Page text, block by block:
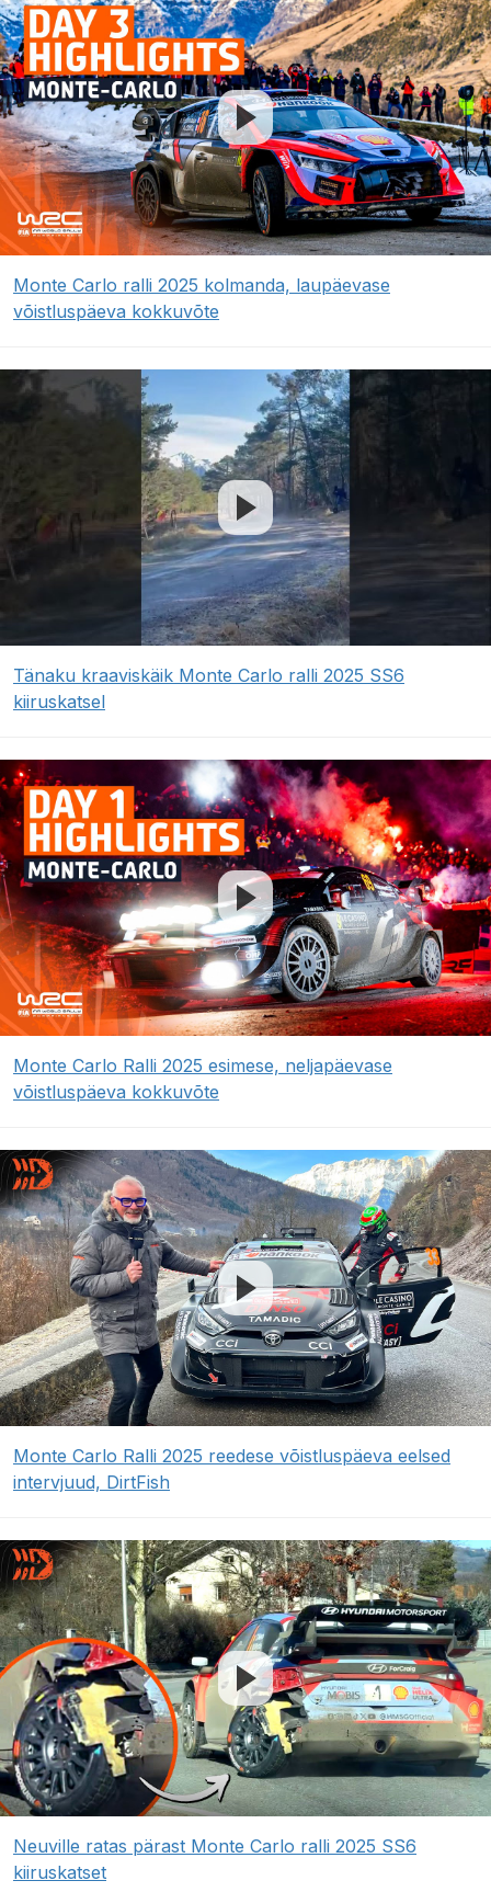
Monte Carlo ralli 2025 kolmanda, laupäevase
võistluspäeva kokkuvõte
Tänaku kraaviskäik Monte Carlo ralli 2025 SS6
kiiruskatsel
Monte Carlo Ralli 2025 esimese, neljapäevase
võistluspäeva kokkuvõte
Monte Carlo Ralli 2025 reedese võistluspäeva eelsed
intervjuud, DirtFish
Neuville ratas pärast Monte Carlo ralli 2025 SS6
kiiruskatset